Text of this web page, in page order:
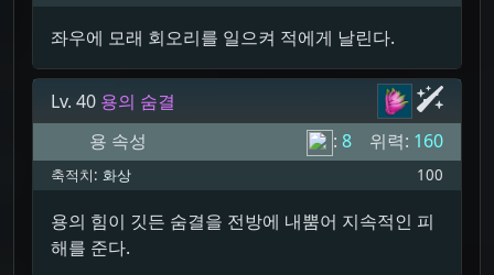
좌우에 모래 회오리를 일으켜 적에게 날린다.
Lv. 40 용의 숨결
용 속성
: 8 위력: 160
축적치: 화상 100
용의 힘이 깃든 숨결을 전방에 내뿜어 지속적인 피
해를 준다.